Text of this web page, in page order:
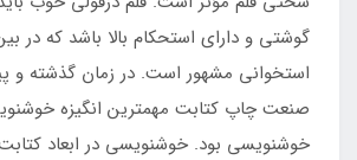
گوشتی و دارای استحکام بالا باشد که در
استخوانی مشهور است. در زمان گذشته و
صنعت چاپ کتابت مهمترین انگیزه
خوشنویسی بود. خوشنویسی در ابعاد کتابت